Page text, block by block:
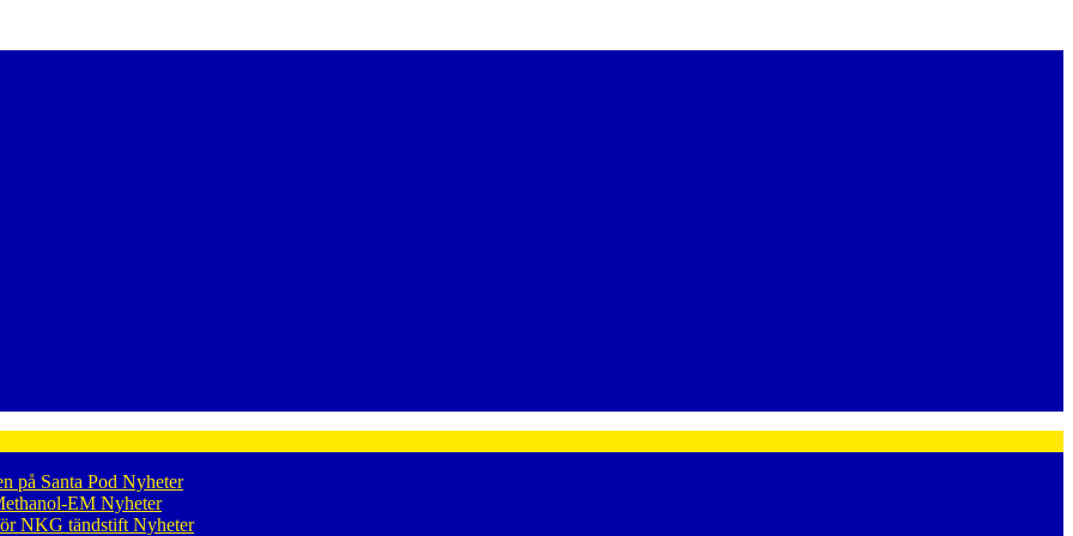
på Santa Pod Nyheter
EM Nyheter
NKG tändstift Nyheter